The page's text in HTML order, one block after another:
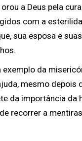
a Deus pela
com a
sua esposa e
exemplo da
mesmo depois
da importância da
recorrer a